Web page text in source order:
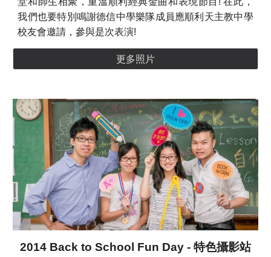
我們也要特別鳴謝德信中學樂隊成員應順利天主教中學
校友會邀請，參與是次表演!
更多照片
2014 Back to School Fun Day - 特色攝影站